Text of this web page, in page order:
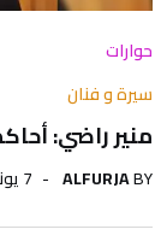
حوارات
سيرة و فنان
منير راضي:
BY
ALFURJA 7 يونيو، 2026